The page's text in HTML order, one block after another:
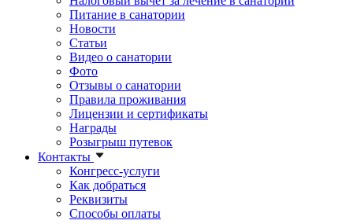
Питание в санатории
Новости
Статьи
Видео о санатории
Фото
Отзывы о санатории
Правила проживания
Лицензии и сертификаты
Награды
Розыгрыш путевок
Контакты
Конгресс-услуги
Как добраться
Реквизиты
Способы оплаты